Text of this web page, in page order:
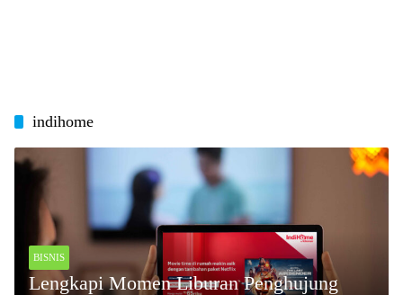
indihome
BISNIS
Lengkapi Momen Liburan Penghujung